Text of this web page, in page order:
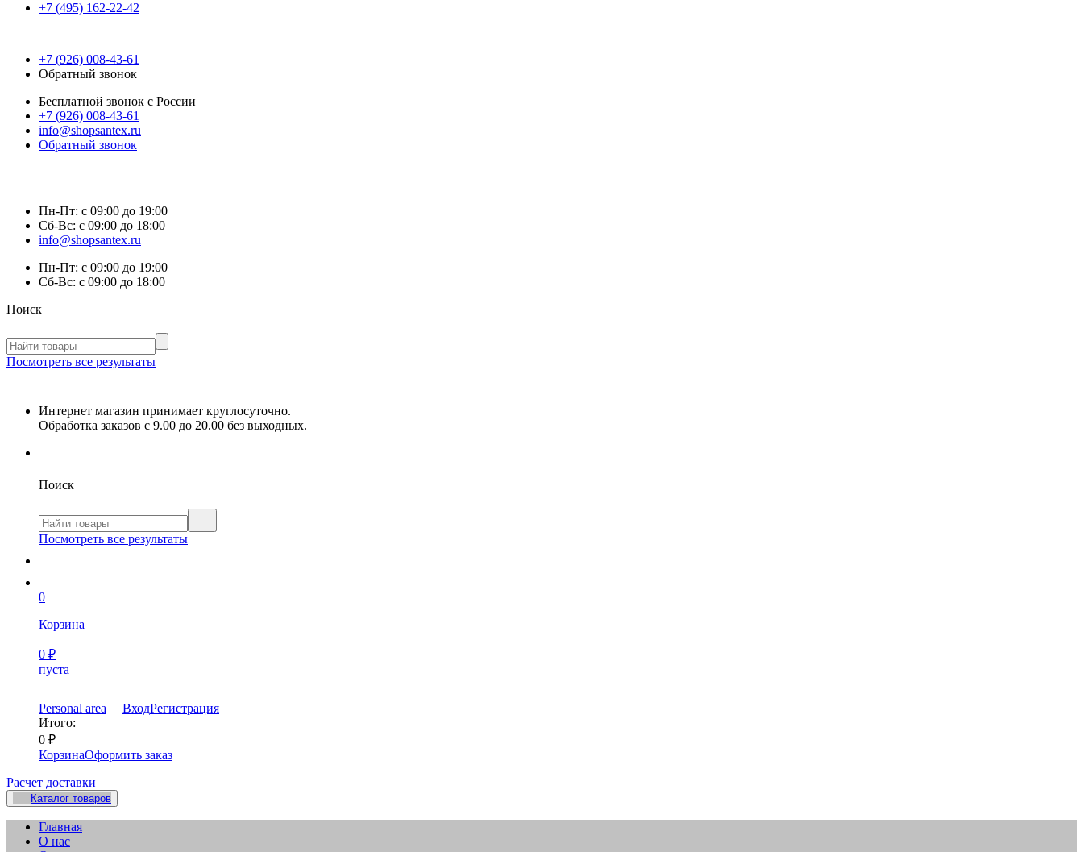
+7 (495) 162-22-42
+7 (926) 008-43-61
Обратный звонок
Бесплатной звонок с России
+7 (926) 008-43-61
info@shopsantex.ru
Обратный звонок
Пн-Пт: с 09:00 до 19:00
Сб-Вс: с 09:00 до 18:00
info@shopsantex.ru
Пн-Пт: с 09:00 до 19:00
Сб-Вс: с 09:00 до 18:00
Поиск
Посмотреть все результаты
Интернет магазин принимает круглосуточно.
Обработка заказов с 9.00 до 20.00 без выходных.
Поиск
Посмотреть все результаты
0
Корзина
0 ₽
пуста
Personal area ВходРегистрация
Итого:
0 ₽
КорзинаОформить заказ
Расчет доставки
Каталог товаров
Главная
О нас